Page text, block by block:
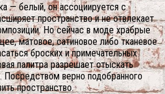
— белый, он ассоциируется с
пространство и не отвлекает
Но сейчас в моде храбрые
матовое, сатиновое либо тканевое
броских и примечательных
палитра разрешает отыскать
Посредством верно подобранного
пространство.